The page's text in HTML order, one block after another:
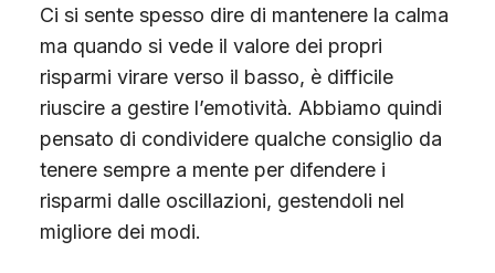
Ci si sente spesso dire di mantenere la calma
ma quando si vede il valore dei propri
risparmi virare verso il basso, è difficile
riuscire a gestire l’emotività. Abbiamo quindi
pensato di condividere qualche consiglio da
tenere sempre a mente per difendere i
risparmi dalle oscillazioni, gestendoli nel
migliore dei modi.